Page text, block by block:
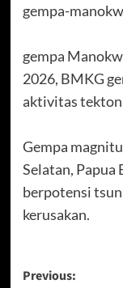
gempa-
gempa
2026, BMKG
aktivitas
Gempa
Selatan,
berpotensi
kerusakan.
Post
Previous: